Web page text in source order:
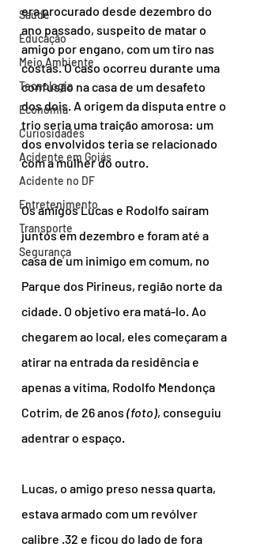
Saúde
Educação
Meio Ambiente
Tecnologia
Economia
Curiosidades
Acidente em Goiás
Acidente no DF
Entretenimento
Transporte
Segurança
era procurado desde dezembro do
ano passado, suspeito de matar o
amigo por engano, com um tiro nas
costas. O caso ocorreu durante uma
confusão na casa de um desafeto
dos dois. A origem da disputa entre o
trio seria uma traição amorosa: um
dos envolvidos teria se relacionado
com a mulher do outro.
Os amigos Lucas e Rodolfo saíram
juntos em dezembro e foram até a
casa de um inimigo em comum, no
Parque dos Pirineus, região norte da
cidade. O objetivo era matá-lo. Ao
chegarem ao local, eles começaram a
atirar na entrada da residência e
apenas a vítima, Rodolfo Mendonça
Cotrim, de 26 anos (foto), conseguiu
adentrar o espaço.
Lucas, o amigo preso nessa quarta,
estava armado com um revólver
calibre .32 e ficou do lado de fora